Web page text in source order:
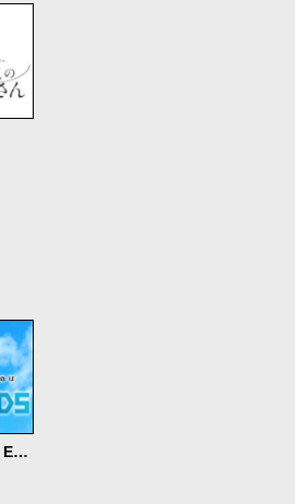
魔法少女リリカルなのは EXCEEDS